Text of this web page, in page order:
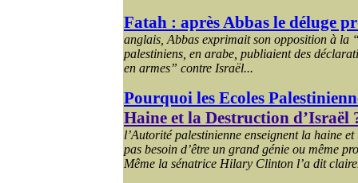
Fatah : après Abbas le déluge
anglais, Abbas exprimait son opposition à la
palestiniens, en arabe, publiaient des
en armes” contre Israël...
Pourquoi les Ecoles
Haine et la Destruction d’Israël
l’Autorité palestinienne enseignent la haine
pas besoin d’être un grand génie ou même
Même la sénatrice Hilary Clinton l’a dit